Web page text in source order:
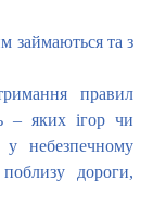
займаються та з
правил
– яких ігор чи
у небезпечному
дороги,